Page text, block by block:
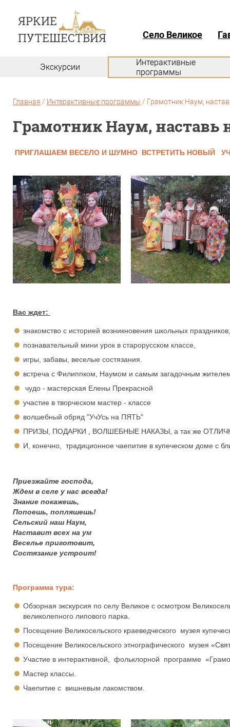
Село Великое
Экскурсии
Интерактивные
программы
Главная / Интерактивные программы / Грамотник Наум,
Грамотник Наум, наставь
ПРИГЛАШАЕМ ВЕСЕЛО И ШУМНО ВСТРЕТИТЬ НОВЫЙ
Вас ждет:
знакомство с историей возникновения школьных праздников,
познавательный мини урок в старорусском классе,
игры, забавы, веселые состязания.
встреча с Филиппком, Наумом и самым загадочным
чудо - мастерская Елены Прекрасной
участие в творческом мастер - классе
волшебный обряд "УчУсь на ПЯТЬ"
ПРИЗЫ, ПОДАРКИ , ВОЛШЕБНЫЕ НАКАЗЫ, а так же
И, конечно, традиционное чаепитие в купеческом доме с
Приезжайте господа,
Ждем в селе у нас всегда!
Знание покажешь,
Попоешь, попляшешь!
Сельский наш Наум,
Наставит всех на ум
Веселье приготовит,
Состязание устроит!
Программа тура:
Обзорная экскурсия по селу Великое с осмотром
великолепного липового парка.
Посещение Великосельского краеведческого музея
Посещение Великосельского этнографического музея
Участие в интерактивной, фольклорной программе
Мастер классы.
Чаепитие с вишневым лакомством.